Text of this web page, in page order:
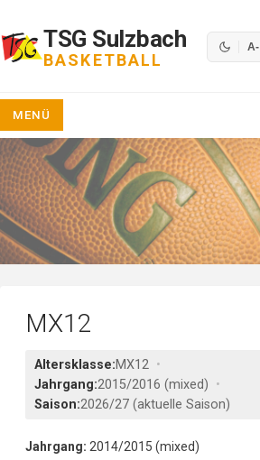
springenTSG Sulzbach
BASKETBALL
A-
MENÜ
MX12
Altersklasse:MX12
Jahrgang:2015/2016 (mixed)
Saison:2026/27 (aktuelle Saison)
Jahrgang: 2014/2015 (mixed)